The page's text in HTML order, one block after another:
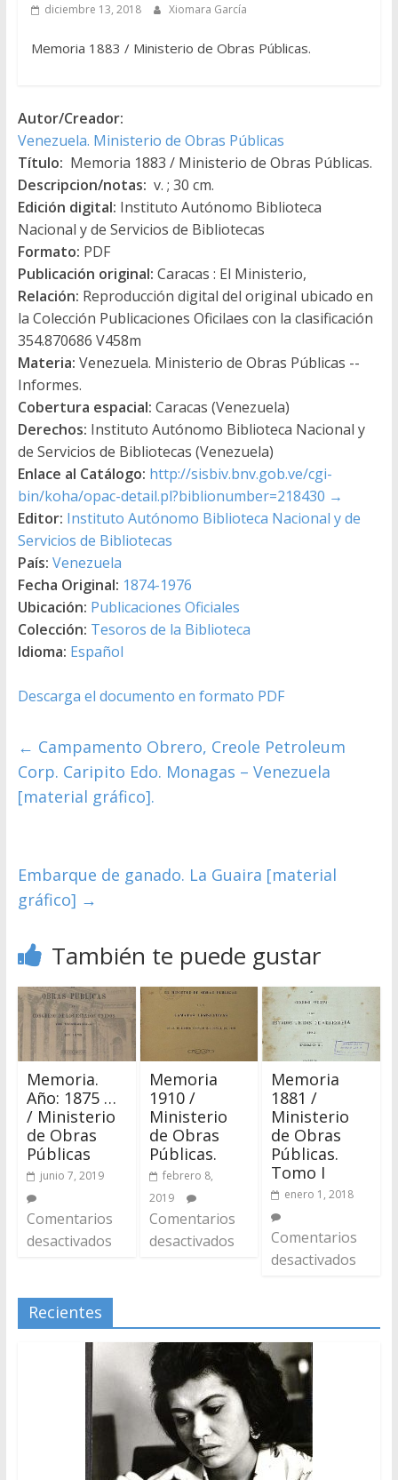
diciembre 13, 2018 Xiomara García
Memoria 1883 / Ministerio de Obras Públicas.
Autor/Creador:
Venezuela. Ministerio de Obras Públicas
Título: Memoria 1883 / Ministerio de Obras Públicas.
Descripcion/notas: v. ; 30 cm.
Edición digital: Instituto Autónomo Biblioteca
Nacional y de Servicios de Bibliotecas
Formato: PDF
Publicación original: Caracas : El Ministerio,
Relación: Reproducción digital del original ubicado en
la Colección Publicaciones Oficilaes con la clasificación
354.870686 V458m
Materia: Venezuela. Ministerio de Obras Públicas --
Informes.
Cobertura espacial: Caracas (Venezuela)
Derechos: Instituto Autónomo Biblioteca Nacional y
de Servicios de Bibliotecas (Venezuela)
Enlace al Catálogo: http://sisbiv.bnv.gob.ve/cgi-
bin/koha/opac-detail.pl?biblionumber=218430 →
Editor: Instituto Autónomo Biblioteca Nacional y de
Servicios de Bibliotecas
País: Venezuela
Fecha Original: 1874-1976
Ubicación: Publicaciones Oficiales
Colección: Tesoros de la Biblioteca
Idioma: Español
Descarga el documento en formato PDF
← Campamento Obrero, Creole Petroleum
Corp. Caripito Edo. Monagas – Venezuela
[material gráfico].
Embarque de ganado. La Guaira [material
gráfico] →
También te puede gustar
Memoria.
Año: 1875 …
/ Ministerio
de Obras
Públicas
junio 7, 2019
Comentarios
desactivados
Memoria
1910 /
Ministerio
de Obras
Públicas.
febrero 8,
2019
Comentarios
desactivados
Memoria
1881 /
Ministerio
de Obras
Públicas.
Tomo I
enero 1, 2018
Comentarios
desactivados
Recientes